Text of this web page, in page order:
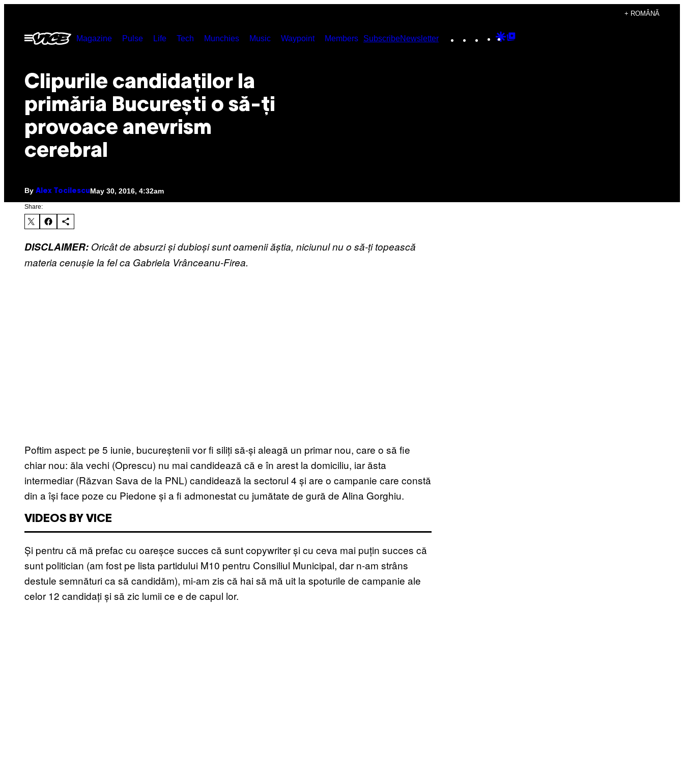
content
+ ROMÂNĂ
Open
Menu
Magazine Pulse Life Tech Munchies Music Waypoint Members SubscribeNewsletter Instagram
TikTokYouTube
Google
Clipurile candidaților la
primăria București o să-ți
provoace anevrism
cerebral
By Alex Tocilescu May 30, 2016, 4:32am
Share:
DISCLAIMER: Oricât de absurzi și dubioși sunt oamenii ăștia, niciunul nu o să-ți topească
materia cenușie la fel ca Gabriela Vrânceanu-Firea.
Poftim aspect: pe 5 iunie, bucureștenii vor fi siliți să-și aleagă un primar nou, care o să fie
chiar nou: ăla vechi (Oprescu) nu mai candidează că e în arest la domiciliu, iar ăsta
intermediar (Răzvan Sava de la PNL) candidează la sectorul 4 și are o campanie care constă
din a își face poze cu Piedone și a fi admonestat cu jumătate de gură de Alina Gorghiu.
VIDEOS BY VICE
Și pentru că mă prefac cu oareșce succes că sunt copywriter și cu ceva mai puțin succes că
sunt politician (am fost pe lista partidului M10 pentru Consiliul Municipal, dar n-am strâns
destule semnături ca să candidăm), mi-am zis că hai să mă uit la spoturile de campanie ale
celor 12 candidați și să zic lumii ce e de capul lor.